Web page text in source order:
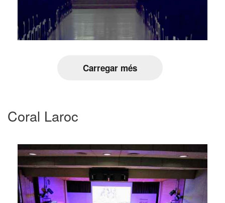
Carregar més
Coral Laroc